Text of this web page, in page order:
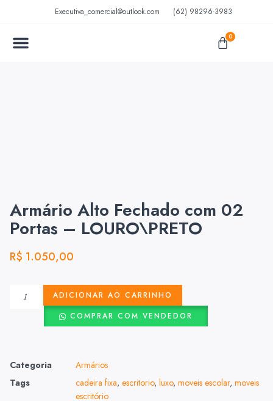
Executiva_comercial@outlook.com (62) 98296-3983
0
Armário Alto Fechado com 02
Portas – LOURO\PRETO
R$ 1.050,00
ADICIONAR AO CARRINHO
COMPRAR COM VENDEDOR
Categoria
Armários
Tags
cadeira fixa, escritorio, luxo, moveis escolar, moveis
escritório